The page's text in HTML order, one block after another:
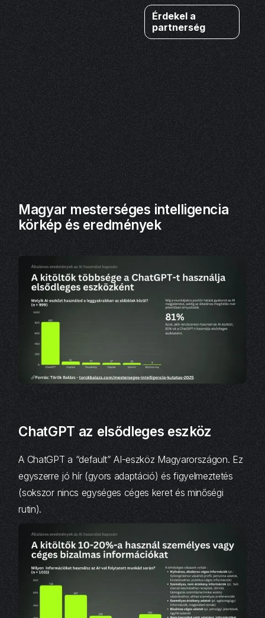
Érdekel a
partnerség
Magyar mesterséges intelligencia
körkép és eredmények
ChatGPT az elsődleges eszköz
A ChatGPT a “default” AI-eszköz Magyarországon. Ez
egyszerre jó hír (gyors adaptáció) és figyelmeztetés
(sokszor nincs egységes céges keret és minőségi
rutin).